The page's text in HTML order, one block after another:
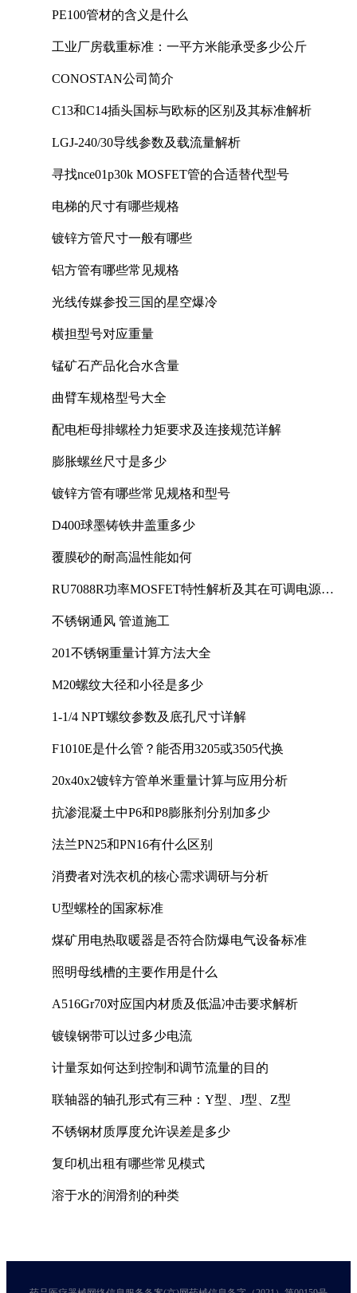
PE100管材的含义是什么
工业厂房载重标准：一平方米能承受多少公斤
CONOSTAN公司简介
C13和C14插头国标与欧标的区别及其标准解析
LGJ-240/30导线参数及载流量解析
寻找nce01p30k MOSFET管的合适替代型号
电梯的尺寸有哪些规格
镀锌方管尺寸一般有哪些
铝方管有哪些常见规格
光线传媒参投三国的星空爆冷
横担型号对应重量
锰矿石产品化合水含量
曲臂车规格型号大全
配电柜母排螺栓力矩要求及连接规范详解
膨胀螺丝尺寸是多少
镀锌方管有哪些常见规格和型号
D400球墨铸铁井盖重多少
覆膜砂的耐高温性能如何
RU7088R功率MOSFET特性解析及其在可调电源设
不锈钢通风 管道施工
201不锈钢重量计算方法大全
M20螺纹大径和小径是多少
1-1/4 NPT螺纹参数及底孔尺寸详解
F1010E是什么管？能否用3205或3505代换
20x40x2镀锌方管单米重量计算与应用分析
抗渗混凝土中P6和P8膨胀剂分别加多少
法兰PN25和PN16有什么区别
消费者对洗衣机的核心需求调研与分析
U型螺栓的国家标准
煤矿用电热取暖器是否符合防爆电气设备标准
照明母线槽的主要作用是什么
A516Gr70对应国内材质及低温冲击要求解析
镀镍钢带可以过多少电流
计量泵如何达到控制和调节流量的目的
联轴器的轴孔形式有三种：Y型、J型、Z型
不锈钢材质厚度允许误差是多少
复印机出租有哪些常见模式
溶于水的润滑剂的种类